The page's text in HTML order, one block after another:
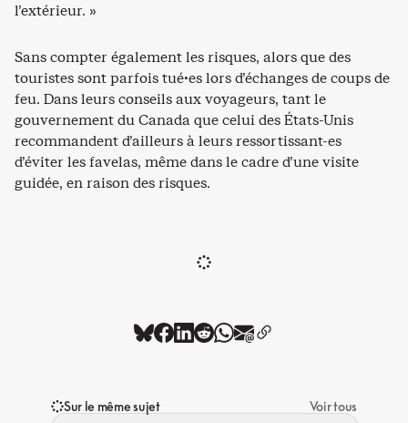
l’extérieur. »
Sans compter également les risques, alors que des
touristes sont parfois tué·es lors d’échanges de coups de
feu. Dans leurs conseils aux voyageurs, tant le
gouvernement du Canada que celui des États-Unis
recommandent d’ailleurs à leurs ressortissant-es
d’éviter les favelas, même dans le cadre d’une visite
guidée, en raison des risques.
Sur le même sujet
Voir tous